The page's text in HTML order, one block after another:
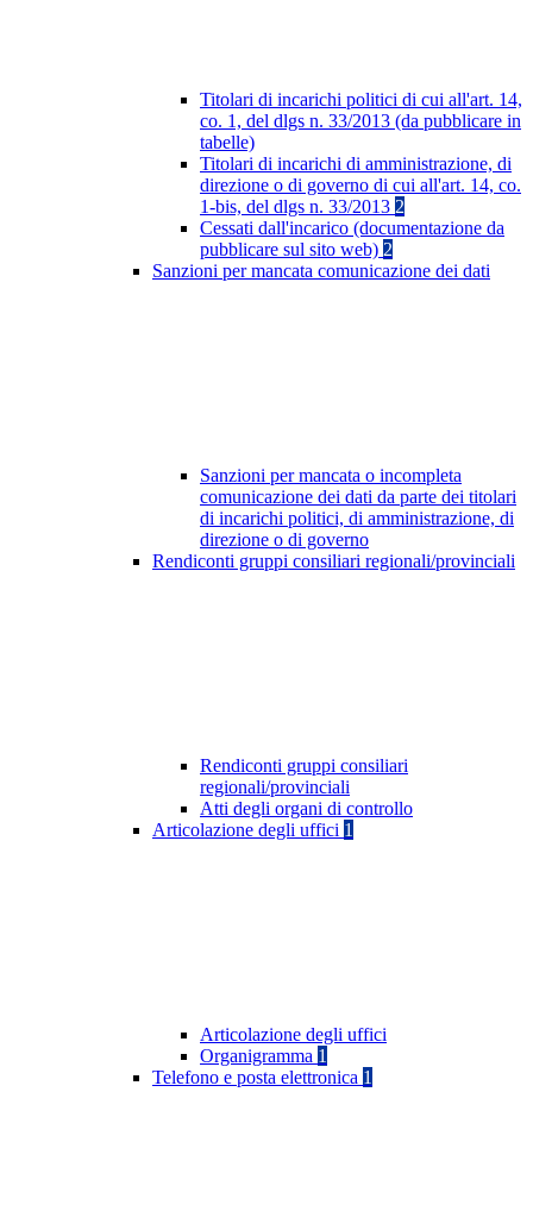
Titolari di incarichi politici di cui all'art. 14,
co. 1, del dlgs n. 33/2013 (da pubblicare in
tabelle)
Titolari di incarichi di amministrazione, di
direzione o di governo di cui all'art. 14, co.
1-bis, del dlgs n. 33/2013 2
Cessati dall'incarico (documentazione da
pubblicare sul sito web) 2
Sanzioni per mancata comunicazione dei dati
Sanzioni per mancata o incompleta
comunicazione dei dati da parte dei titolari
di incarichi politici, di amministrazione, di
direzione o di governo
Rendiconti gruppi consiliari regionali/provinciali
Rendiconti gruppi consiliari
regionali/provinciali
Atti degli organi di controllo
Articolazione degli uffici 1
Articolazione degli uffici
Organigramma 1
Telefono e posta elettronica 1